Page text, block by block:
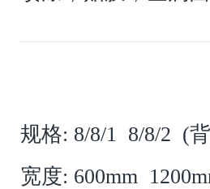
规格: 8/8/1 8/8/2 (
宽度: 600mm